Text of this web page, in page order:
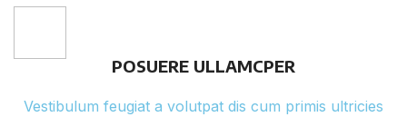
POSUERE ULLAMCPER
Vestibulum feugiat a volutpat dis cum primis ultricies